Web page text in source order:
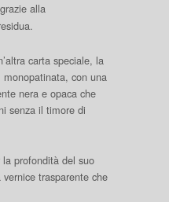
grazie alla
carta speciale, la
monopatinata, con una
nera e opaca che
senza il timore di
la profondità del suo
trasparente che